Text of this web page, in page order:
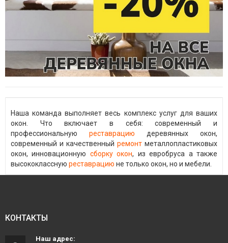
Наша команда выполняет весь комплекс услуг для ваших
окон. Что включает в себя: современный и
профессиональную реставрацию деревянных окон,
современный и качественный ремонт металлопластиковых
окон, инновационную сборку окон, из евробруса а также
высококлассную реставрацию не только окон, но и мебели.
КОНТАКТЫ
Наш адрес: